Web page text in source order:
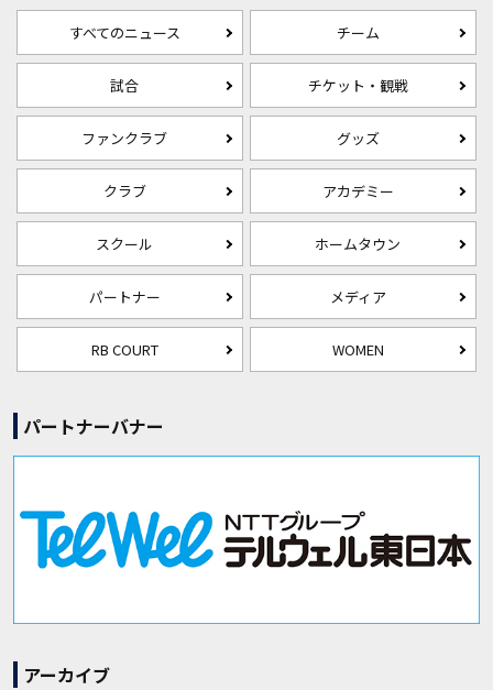
すべてのニュース チーム
試合 チケット・観戦
ファンクラブ グッズ
クラブ アカデミー
スクール ホームタウン
パートナー メディア
RB COURT WOMEN
パートナーバナー
アーカイブ